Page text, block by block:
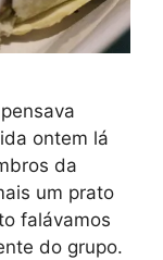
ontem lá
da
um prato
falávamos
do grupo.